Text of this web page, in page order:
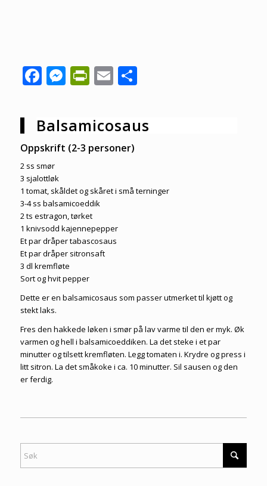
Facebook
Messenger
PrintFriendly
EmailShare
Balsamicosaus
Oppskrift (2-3 personer)
2 ss smør
3 sjalottløk
1 tomat, skåldet og skåret i små terninger
3-4 ss balsamicoeddik
2 ts estragon, tørket
1 knivsodd kajennepepper
Et par dråper tabascosaus
Et par dråper sitronsaft
3 dl kremfløte
Sort og hvit pepper
Dette er en balsamicosaus som passer utmerket til kjøtt og
stekt laks.
Fres den hakkede løken i smør på lav varme til den er myk. Øk
varmen og hell i balsamicoeddiken. La det steke i et par
minutter og tilsett kremfløten. Legg tomaten i. Krydre og press i
litt sitron. La det småkoke i ca. 10 minutter. Sil sausen og den
er ferdig.